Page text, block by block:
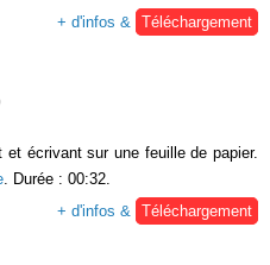
+ d'infos &
Téléchargement
et écrivant sur une feuille de papier.
. Durée : 00:32.
+ d'infos & Téléchargement